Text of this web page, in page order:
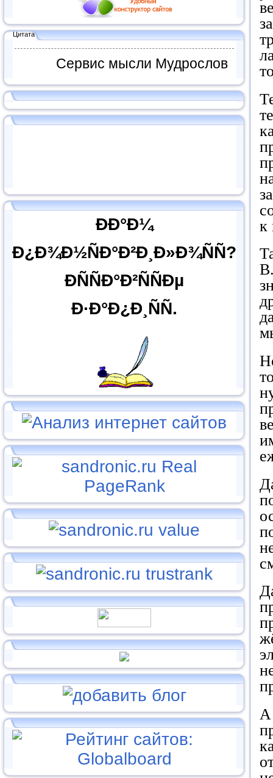
Цитата
Сервис мысли Мудрослов
ÐÐ°Ð¼
Ð¿Ð¾Ð½ÑÐ°Ð²Ð¸Ð»Ð¾ÑÑ?
ÐÑÑÐ°Ð²ÑÑÐµ
Ð·Ð°Ð¿Ð¸ÑÑ.
к
А